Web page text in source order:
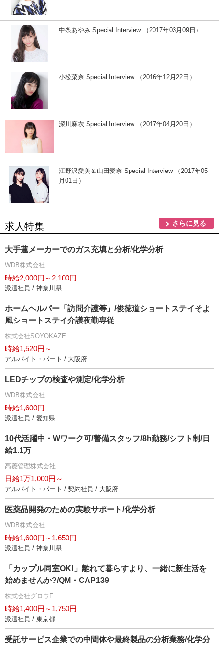
中条あやみ Special Interview （2017年03月09日）
小松菜奈 Special Interview （2016年12月22日）
深川麻衣 Special Interview （2017年04月20日）
江野沢愛美＆山田愛奈 Special Interview （2017年05
月01日）
求人特集 さらに見る
大手蓮メーカーでのガス充填と分析/化学分析
WDB株式会社
時給2,000円～2,100円
派遣社員 / 神奈川県
ホームヘルパー「訪問介護等」/俊徳道ショートステイそよ
風ショートステイ介護夜勤専従
株式会社SOYOKAZE
時給1,520円～
アルバイト・パート / 大阪府
LEDチップの検査や測定/化学分析
WDB株式会社
時給1,600円
派遣社員 / 愛知県
10代活躍中・Wワーク可/警備スタッフ/8h勤務/シフト制/日
給1.1万
髙菱管理株式会社
日給1万1,000円～
アルバイト・パート / 契約社員 / 大阪府
医薬品開発のための実験サポート/化学分析
WDB株式会社
時給1,600円～1,650円
派遣社員 / 神奈川県
「カップル同室OK!」離れて暮らすより、一緒に新生活を
始めませんか?/QM・CAP139
株式会社グロウF
時給1,400円～1,750円
派遣社員 / 東京都
受託サービス企業での中間体や最終製品の分析業務/化学分